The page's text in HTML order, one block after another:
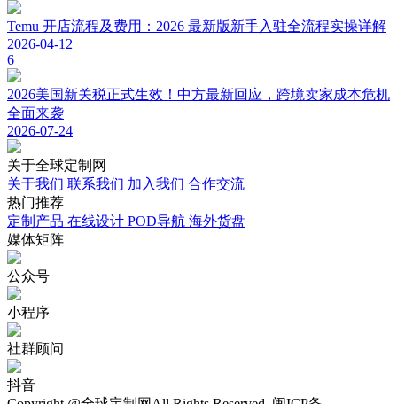
Temu 开店流程及费用：2026 最新版新手入驻全流程实操详解
2026-04-12
6
2026美国新关税正式生效！中方最新回应，跨境卖家成本危机
全面来袭
2026-07-24
关于全球定制网
关于我们 联系我们 加入我们 合作交流
热门推荐
定制产品 在线设计 POD导航 海外货盘
媒体矩阵
公众号
小程序
社群顾问
抖音